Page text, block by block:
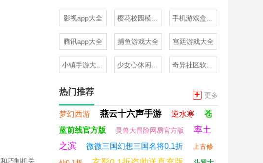
巧制机关
影视app大全
腾讯app大全 捕鱼游戏大全 宫廷游戏大全
热门推荐 + 更多
梦幻西游 燕云十六声手游 逆水寒
苍
蓝前线官方版
灵兽大冒险网易官方版
率土
之滨
微微三国幻想三国名将0.1折 上古修